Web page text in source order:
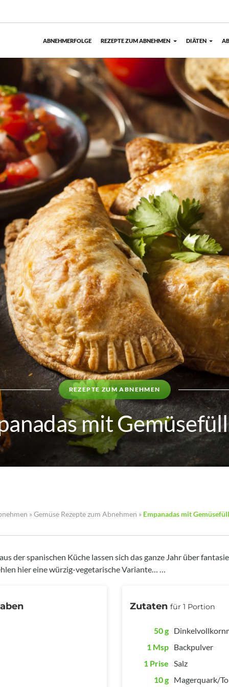
ABNEHMERFOLGE REZEPTE ZUM ABNEHMEN DIÄTEN
REZEPTE ZUM ABNEHMEN
mit
»Gemüse Rezepte zum Abnehmen » Empanadas mit
der spanischen Küche lassen sich das ganze Jahr über
hier eine würzig-vegetarische Variante… …
Zutaten für 1 Portion
50 g
1 Msp Backpulver
1 Prise Salz
10 g Magerquark/